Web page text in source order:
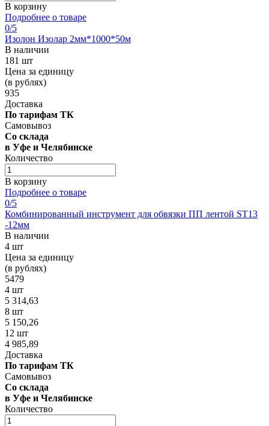
В корзину
Подробнее о товаре
0/5
Изолон Изолар 2мм*1000*50м
В наличии
181 шт
Цена за единицу
(в рублях)
935
Доставка
По тарифам ТК
Самовывоз
Со склада
в Уфе и Челябинске
Количество
В корзину
Подробнее о товаре
0/5
Комбинированный инструмент для обвязки ПП лентой ST13
-12мм
В наличии
4 шт
Цена за единицу
(в рублях)
5479
4 шт
5 314,63
8 шт
5 150,26
12 шт
4 985,89
Доставка
По тарифам ТК
Самовывоз
Со склада
в Уфе и Челябинске
Количество